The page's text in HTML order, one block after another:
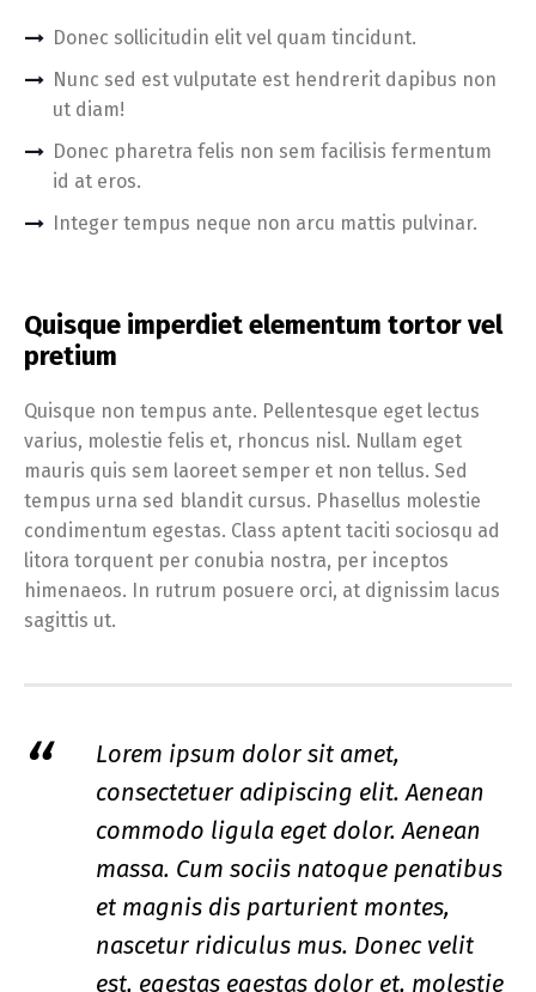
Donec sollicitudin elit vel quam tincidunt.
Nunc sed est vulputate est hendrerit dapibus non
ut diam!
Donec pharetra felis non sem facilisis fermentum
id at eros.
Integer tempus neque non arcu mattis pulvinar.
Quisque imperdiet elementum tortor vel
pretium
Quisque non tempus ante. Pellentesque eget lectus
varius, molestie felis et, rhoncus nisl. Nullam eget
mauris quis sem laoreet semper et non tellus. Sed
tempus urna sed blandit cursus. Phasellus molestie
condimentum egestas. Class aptent taciti sociosqu ad
litora torquent per conubia nostra, per inceptos
himenaeos. In rutrum posuere orci, at dignissim lacus
sagittis ut.
Lorem ipsum dolor sit amet,
consectetuer adipiscing elit. Aenean
commodo ligula eget dolor. Aenean
massa. Cum sociis natoque penatibus
et magnis dis parturient montes,
nascetur ridiculus mus. Donec velit
est, egestas egestas dolor et, molestie